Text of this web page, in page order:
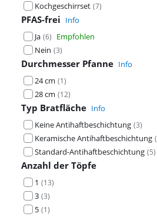
Kochgeschirrset (7)
PFAS-frei Info
Ja (6) Empfohlen
Nein (3)
Durchmesser Pfanne Info
24 cm (1)
28 cm (12)
Typ Bratfläche Info
Keine Antihaftbeschichtung (3)
Keramische Antihaftbeschichtung (
Standard-Antihaftbeschichtung (5)
Anzahl der Töpfe
1 (13)
3 (3)
5 (1)